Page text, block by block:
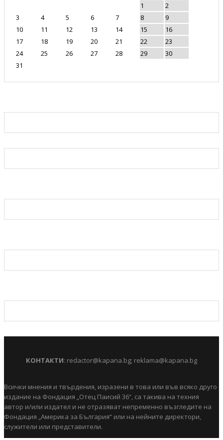
1
2
3
4 5 6 7 8
9
10
11 12 13 14 15
16
17
18 19 20 21 22
23
24
25 26 27 28 29
30
31
КОНТАКТИ: redactor@kapana.bg; reklama@kapana.bg
Всички мнения и твърдения, изразени в това или във всяко друго
издание на Фондация „Отец Паисий 36“, са такива на техния
автор и/или издател и не отразяват непременно възгледите на
Фондация „Америка за България“ или на нейните директори,
служители или представители.